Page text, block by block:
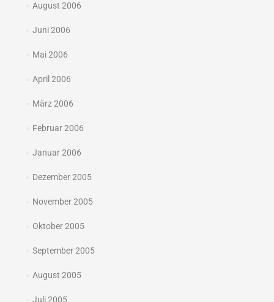
August 2006
Juni 2006
Mai 2006
April 2006
März 2006
Februar 2006
Januar 2006
Dezember 2005
November 2005
Oktober 2005
September 2005
August 2005
Juli 2005